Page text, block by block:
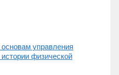
управления
физической